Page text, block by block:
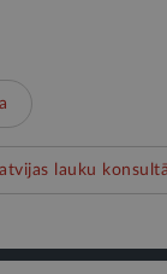
lauku